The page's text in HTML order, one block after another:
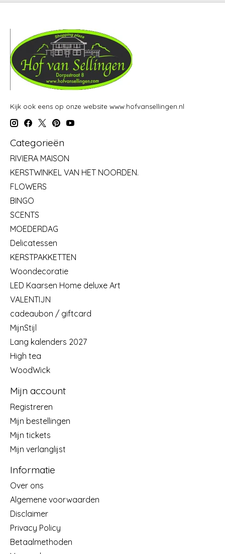
Kijk ook eens op onze website www.hofvansellingen.nl
Categorieën
RIVIERA MAISON
KERSTWINKEL VAN HET NOORDEN.
FLOWERS
BINGO
SCENTS
MOEDERDAG
Delicatessen
KERSTPAKKETTEN
Woondecoratie
LED Kaarsen Home deluxe Art
VALENTIJN
cadeaubon / giftcard
MijnStijl
Lang kalenders 2027
High tea
WoodWick
Mijn account
Registreren
Mijn bestellingen
Mijn tickets
Mijn verlanglijst
Informatie
Over ons
Algemene voorwaarden
Disclaimer
Privacy Policy
Betaalmethoden